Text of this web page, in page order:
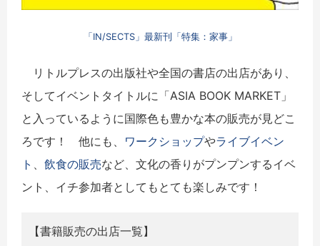
「IN/SECTS」最新刊「特集：家事」
リトルプレスの出版社や全国の書店の出店があり、
そしてイベントタイトルに「ASIA BOOK MARKET」
と入っているように国際色も豊かな本の販売が見どこ
ろです！ 他にも、 ワークショップやライブイベン
ト 、 飲食の販売など、文化の香りがプンプンするイベ
ント、イチ参加者としてもとても楽しみです！
【書籍販売の出店一覧】